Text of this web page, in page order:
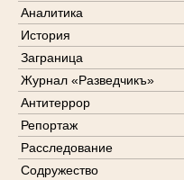
Аналитика
История
Заграница
Журнал «Разведчикъ»
Антитеррор
Репортаж
Расследование
Содружество